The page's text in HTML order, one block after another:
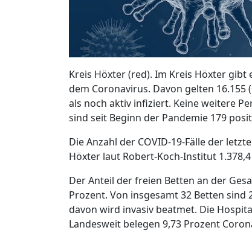
Kreis Höxter (red). Im Kreis Höxter
dem Coronavirus. Davon gelten 16.155
als noch aktiv infiziert. Keine weitere
sind seit Beginn der Pandemie 179
Die Anzahl der COVID-19-Fälle der
Höxter laut Robert-Koch-Institut
Der Anteil der freien Betten an der
Prozent. Von insgesamt 32 Betten sind
davon wird invasiv beatmet. Die
Landesweit belegen 9,73 Prozent